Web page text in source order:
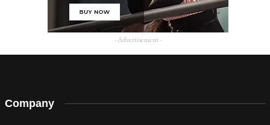
- Advertisement -
Company